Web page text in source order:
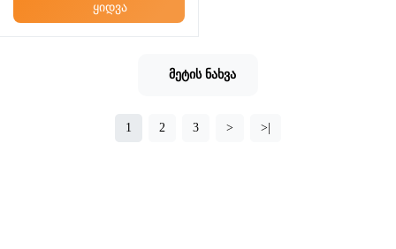
ყიდვა
მეტის ნახვა
1 2 3 > >|